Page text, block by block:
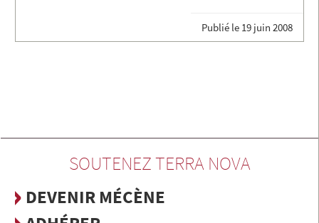
Publié le 19 juin 2008
SOUTENEZ TERRA NOVA
DEVENIR MÉCÈNE